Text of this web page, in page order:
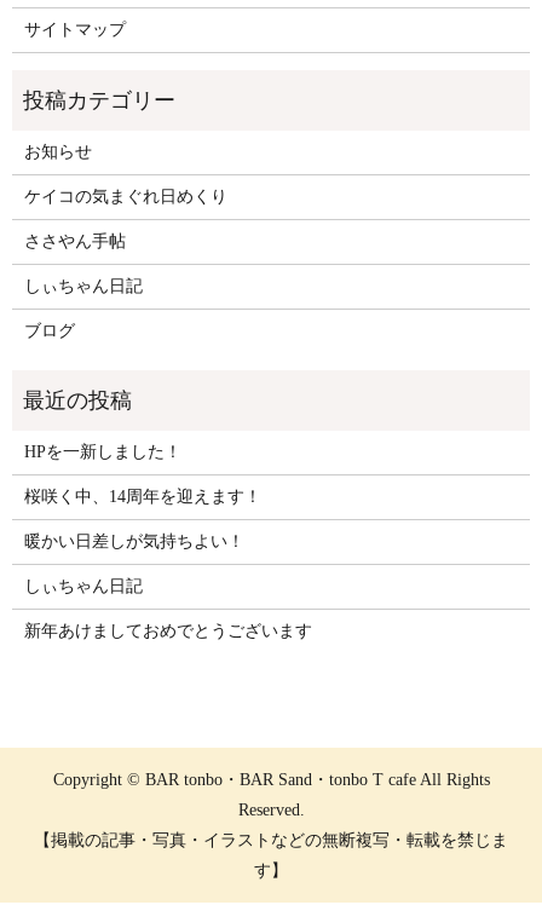
サイトマップ
お知らせ
ケイコの気まぐれ日めくり
ささやん手帖
しぃちゃん日記
ブログ
HPを一新しました！
桜咲く中、14周年を迎えます！
暖かい日差しが気持ちよい！
しぃちゃん日記
新年あけましておめでとうございます
Copyright © BAR tonbo・BAR Sand・tonbo T cafe All Rights
Reserved.
【掲載の記事・写真・イラストなどの無断複写・転載を禁じま
す】